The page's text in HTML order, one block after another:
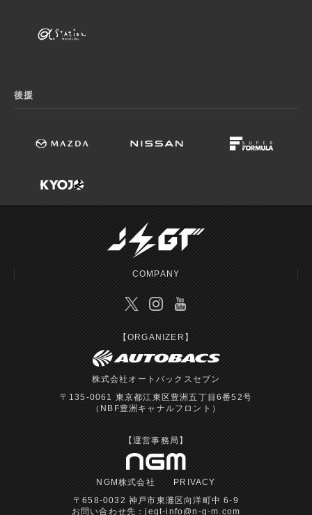
後援
COMPANY
【ORGANIZER】
株式会社オートバックスセブン
〒135-0061 東京都江東区豊洲五丁目6番52号
（NBF豊洲キャナルフロント）
【運営事務局】
NGM株式会社
PRIVACY
〒658-0032 神戸市東灘区向洋町中 6-9
お問い合わせ先：jegt-info@n-g-m.com